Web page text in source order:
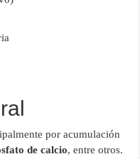
por acumulación
de calcio, entre otros.